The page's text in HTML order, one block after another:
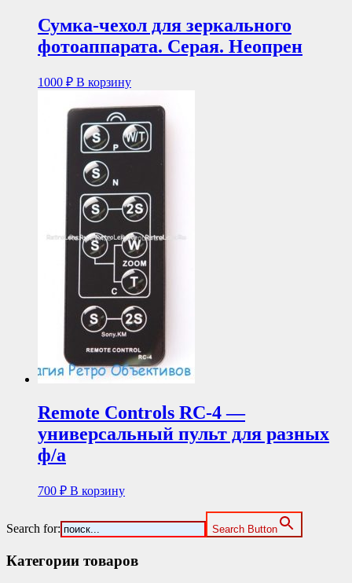
Сумка-чехол для зеркального
фотоаппарата. Серая. Неопрен
1000 ₽ В корзину
Remote Controls RC-4 —
универсальный пульт для разных
ф/а
700 ₽ В корзину
Search for: Search Button
Категории товаров